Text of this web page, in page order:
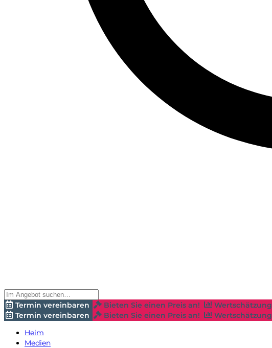
Termin vereinbaren Bieten Sie einen Preis an!
Wertschätzung
Termin vereinbaren
Bieten Sie einen Preis an!
Wertschätzung
Heim
Medien